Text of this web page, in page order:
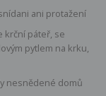
ani protažení
krční páteř, se
pytlem na krku,
nesnědené domů